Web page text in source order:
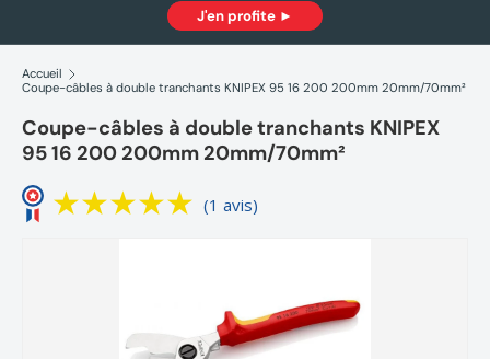
J'en profite ►
Accueil
Coupe-câbles à double tranchants KNIPEX 95 16 200 200mm 20mm/70mm²
Coupe-câbles à double tranchants KNIPEX
95 16 200 200mm 20mm/70mm²
(1 avis)